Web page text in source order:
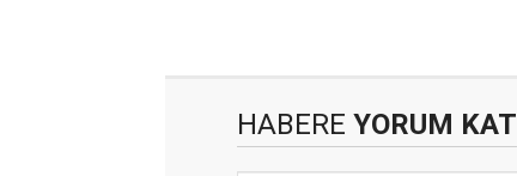
HABERE YORUM KAT